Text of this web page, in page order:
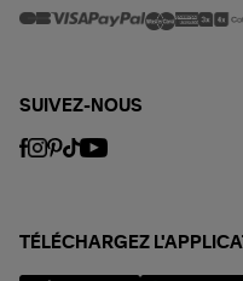
SUIVEZ-NOUS
TÉLÉCHARGEZ